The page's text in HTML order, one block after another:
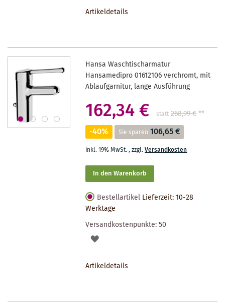
Artikeldetails
Hansa Waschtischarmatur
Hansamedipro 01612106 verchromt, mit
Ablaufgarnitur, lange Ausführung
162,34 € statt 268,99 €**
-40% Sie sparen 106,65 €
inkl. 19% MwSt.,zzgl.Versandkosten
In den Warenkorb
Bestellartikel Lieferzeit: 10-28
Werktage
Versandkostenpunkte:50
AUF
Artikeldetails